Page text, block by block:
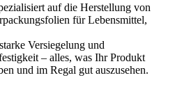
auf die Herstellung von
für Lebensmittel,
Versiegelung und
– alles, was Ihr Produkt
und im Regal gut auszusehen.